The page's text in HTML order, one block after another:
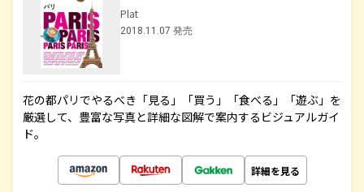
Plat
2018.11.07 発売
花の都パリでやるべき「見る」「買う」「食べる」「遊ぶ」を
厳選して、豊富な写真と詳細な図解で案内するビジュアルガイ
ド。
詳細を見る